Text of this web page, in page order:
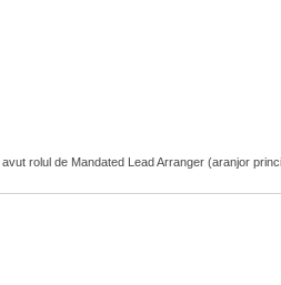
rolul de Mandated Lead Arranger (aranjor